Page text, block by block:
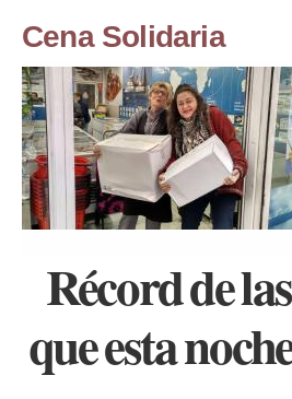
Cena Solidaria
Récord de
que esta